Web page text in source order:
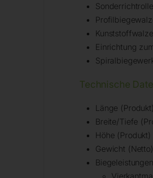
Einrichtung
Technische
Länge
Breite/Tiefe
Höhe (Produkt)
Gewicht